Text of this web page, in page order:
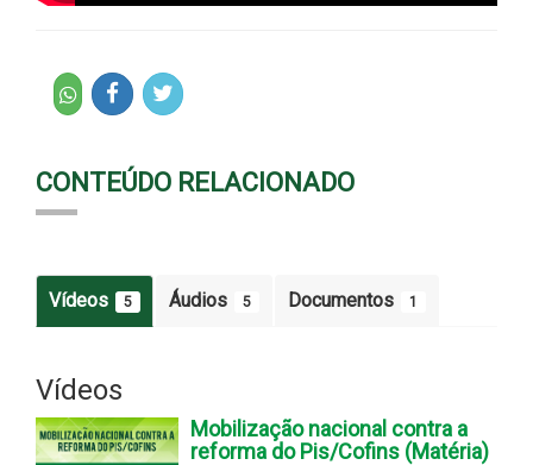
CONTEÚDO RELACIONADO
Vídeos 5 Áudios 5 Documentos 1
Vídeos
Mobilização nacional contra a
reforma do Pis/Cofins (Matéria)